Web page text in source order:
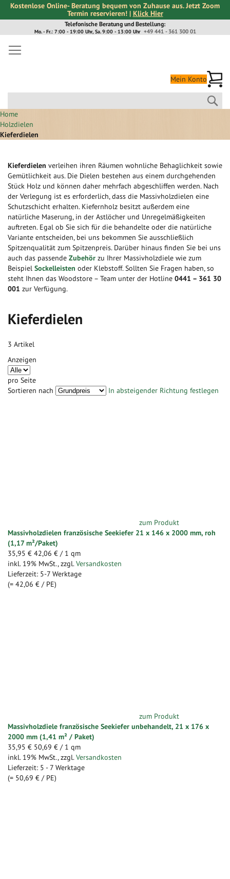
Kostenlose Online- Beratung bequem von Zuhause aus. Jetzt Zoom
Termin reservieren! | Klick Hier
zum
Inhalt
Telefonische Beratung und Bestellung:
+49 441 - 361 300 01
Mo. - Fr.: 7:00 - 19:00 Uhr, Sa. 9:00 - 13:00 Uhr
Mein Konto
Home
Holzdielen
Kieferdielen
Kieferdielen verleihen ihren Räumen wohnliche Behaglichkeit sowie
Gemütlichkeit aus. Die Dielen bestehen aus einem durchgehenden
Stück Holz und können daher mehrfach abgeschliffen werden. Nach
der Verlegung ist es erforderlich, dass die Massivholzdielen eine
Schutzschicht erhalten. Kiefernholz besitzt außerdem eine
natürliche Maserung, in der Astlöcher und Unregelmäßigkeiten
auftreten. Egal ob Sie sich für die behandelte oder die natürliche
Variante entscheiden, bei uns bekommen Sie ausschließlich
Spitzenqualität zum Spitzenpreis. Darüber hinaus finden Sie bei uns
auch das passende Zubehör zu Ihrer Massivholzdiele wie zum
Beispiel Sockelleisten oder Klebstoff. Sollten Sie Fragen haben, so
steht Ihnen das Woodstore – Team unter der Hotline 0441 – 361 30
001 zur Verfügung.
Kieferdielen
3 Artikel
Anzeigen
pro Seite
Sortieren nach
In absteigender Richtung festlegen
zum Produkt
Massivholzdielen französische Seekiefer 21 x 146 x 2000 mm, roh
(1,17 m²/Paket)
35,95 € 42,06 € / 1 qm
inkl. 19% MwSt., zzgl. Versandkosten
Lieferzeit: 5-7 Werktage
(= 42,06 € / PE)
zum Produkt
Massivholzdiele französische Seekiefer unbehandelt, 21 x 176 x
2000 mm (1,41 m² / Paket)
35,95 € 50,69 € / 1 qm
inkl. 19% MwSt., zzgl. Versandkosten
Lieferzeit: 5 - 7 Werktage
(= 50,69 € / PE)